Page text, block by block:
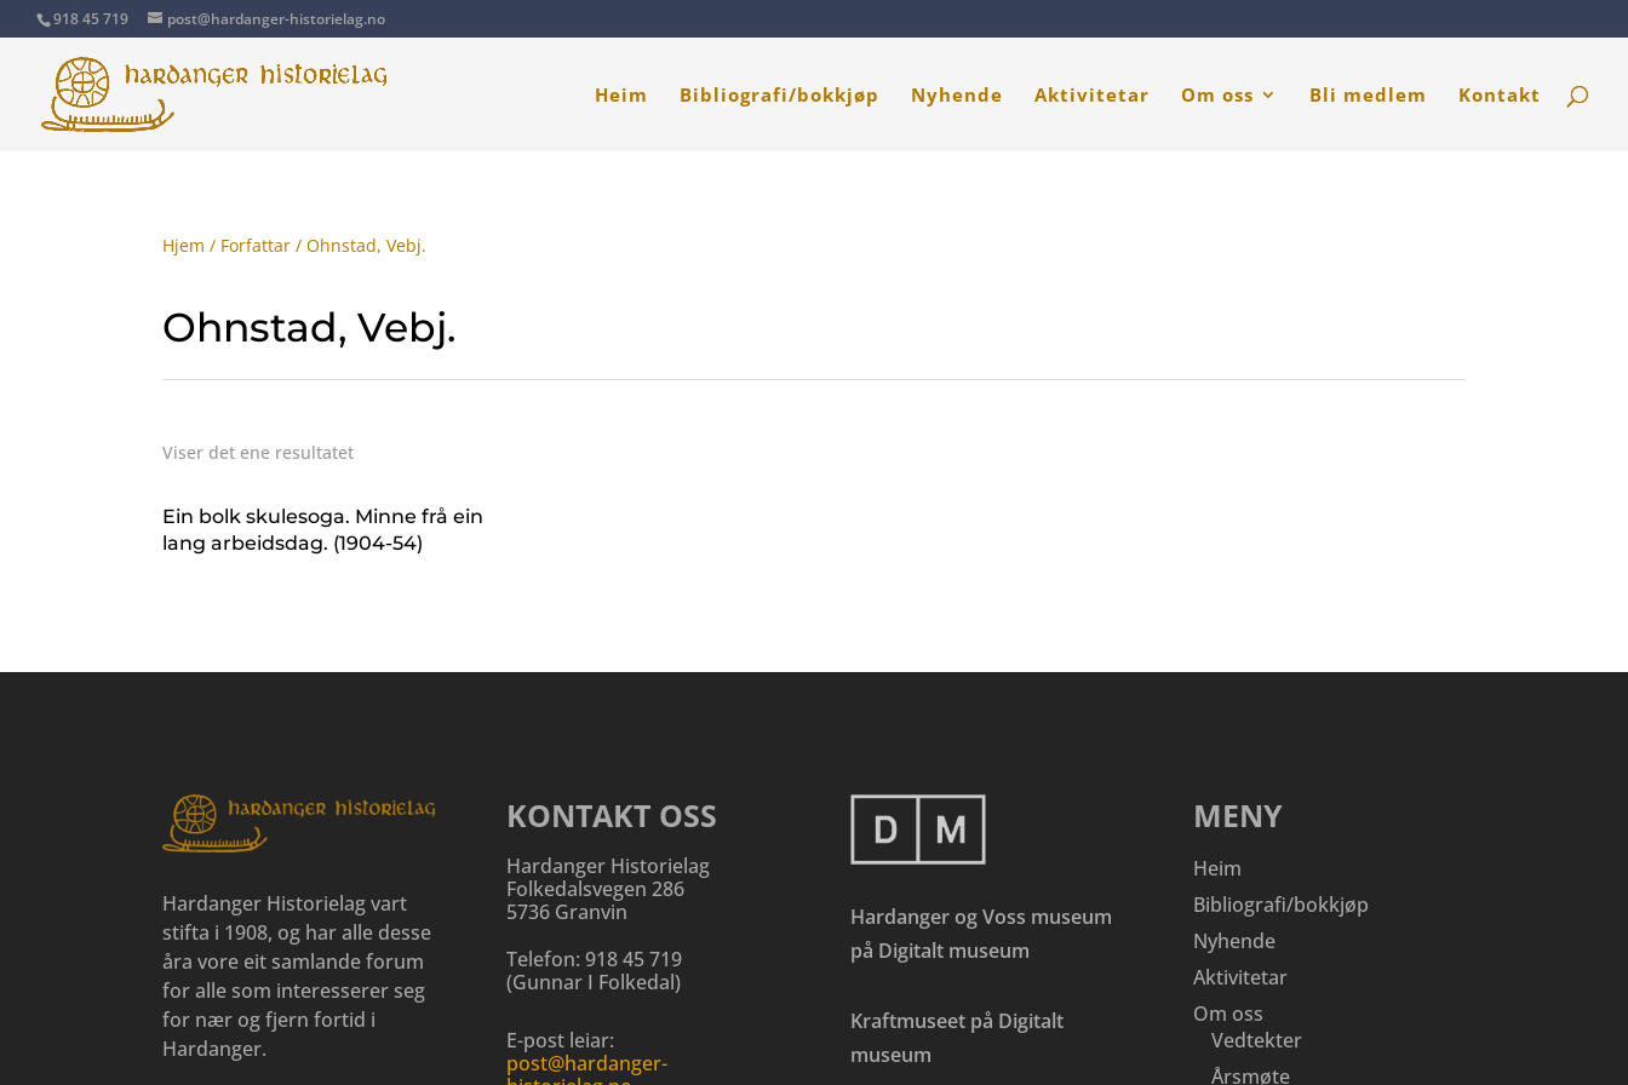
918 45 719 post@hardanger-historielag.no
Heim Bibliografi/bokkjøp Nyhende Aktivitetar Om oss Bli medlem Kontakt
Hjem / Forfattar / Ohnstad, Vebj.
Ohnstad, Vebj.
Viser det ene resultatet
Ein bolk skulesoga. Minne frå ein
lang arbeidsdag. (1904-54)
Hardanger Historielag vart
stifta i 1908, og har alle desse
åra vore eit samlande forum
for alle som interesserer seg
for nær og fjern fortid i
Hardanger.
KONTAKT OSS
Hardanger Historielag
Folkedalsvegen 286
5736 Granvin
Telefon: 918 45 719
(Gunnar I Folkedal)
E-post leiar:
post@hardanger-
Hardanger og Voss museum
på Digitalt museum
Kraftmuseet på Digitalt
museum
MENY
Heim
Bibliografi/bokkjøp
Nyhende
Aktivitetar
Om oss
Vedtekter
Årsmøte